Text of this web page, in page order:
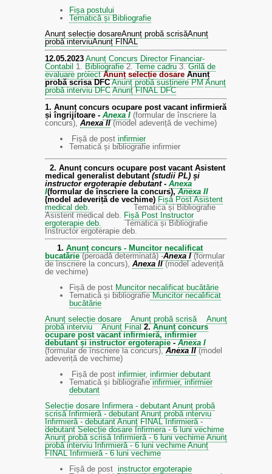
Fișa postului
Tematică și Bibliografie
Anunț selecție dosareAnunț probă scrisăAnunț
probă interviuAnunț FINAL
12.05.2023 Anunț Concurs Director Financiar-
Contabil 1. Bibliografie2.Teme cadru3.Grilă de
evaluare proiect Anunț selecție dosare Anunț
probă scrisa DFC Anunț probă susținere PM Anunț
probă interviu DFC Anunț FINAL DFC
1. Anunț concurs ocupare post vacant infirmieră
și îngrijitoare - Anexa I (formular de înscriere la
concurs), Anexa II(model adeveriță de vechime)
Fișă de post infirmier
Tematică și bibliografie infirmier
2. Anunț concurs ocupare post vacant Asistent
medical generalist debutant(studii PL) și
instructor ergoterapie debutant- Anexa
I(formular de înscriere la concurs),Anexa II
(model adeveriță de vechime) Fișă Post Asistent
medical deb.
Tematica și Bibliografie
Asistent medical deb. Fișă Post Instructor
ergoterapie deb.
Tematica și Bibliografie
Instructor ergoterapie deb.
1. Anunț concurs - Muncitor necalificat
bucatărie(peroadă determinată) -Anexa I(formular
de înscriere la concurs), Anexa II(model adeveriță
de vechime)
Fișă de post Muncitor necalificat bucătărie
Tematică și bibliografieMuncitor necalificat
bucătărie
Anunț selecție dosare
Anunț probă scrisă
Anunț
probă interviu
Anunț Final 2. Anunț concurs
ocupare post vacant infirmieră, infirmier
debutant și instructor ergoterapie-Anexa I
(formular de înscriere la concurs),Anexa II(model
adeveriță de vechime)
Fișă de post infirmier, infirmier debutant
Tematică și bibliografieinfirmier, infirmier
debutant
Selecție dosare Infirmera - debutant Anunț probă
scrisă Infirmieră - debutant Anunț probă interviu
Infirmieră - debutant Anunț FINAL Infirmieră -
debutant Selecție dosare Infirmera - 6 luni vechime
Anunț probă scrisă Infirmieră - 6 luni vechime Anunț
probă interviu Infirmieră - 6 luni vechime Anunț
FINAL Infirmieră - 6 luni vechime
Fișă de post instructor ergoterapie